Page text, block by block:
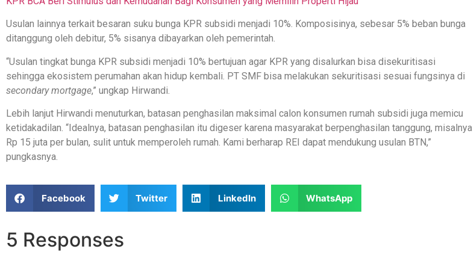
Usulan lainnya terkait besaran suku bunga KPR subsidi menjadi 10%. Komposisinya, sebesar 5% beban bunga
ditanggung oleh debitur, 5% sisanya dibayarkan oleh pemerintah.
“Usulan tingkat bunga KPR subsidi menjadi 10% bertujuan agar KPR yang disalurkan bisa disekuritisasi
sehingga ekosistem perumahan akan hidup kembali. PT SMF bisa melakukan sekuritisasi sesuai fungsinya di
secondary mortgage,” ungkap Hirwandi.
Lebih lanjut Hirwandi menuturkan, batasan penghasilan maksimal calon konsumen rumah subsidi juga memicu
ketidakadilan. “Idealnya, batasan penghasilan itu digeser karena masyarakat berpenghasilan tanggung, misalnya
Rp 15 juta per bulan, sulit untuk memperoleh rumah. Kami berharap REI dapat mendukung usulan BTN,”
pungkasnya.
Facebook Twitter LinkedIn WhatsApp
5 Responses